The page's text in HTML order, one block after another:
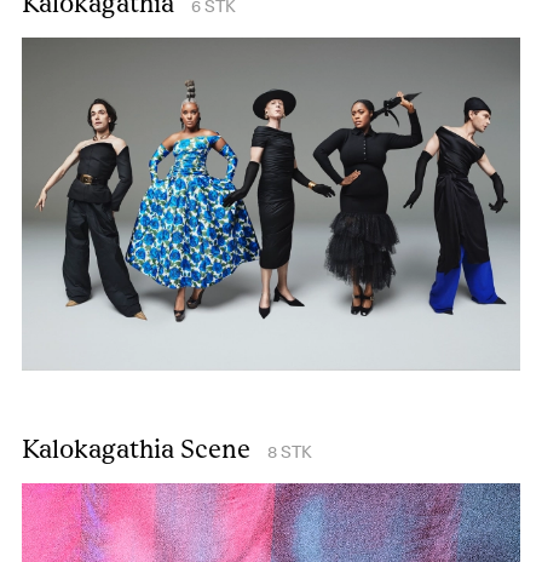
6STK
Kalokagathia Scene 8STK